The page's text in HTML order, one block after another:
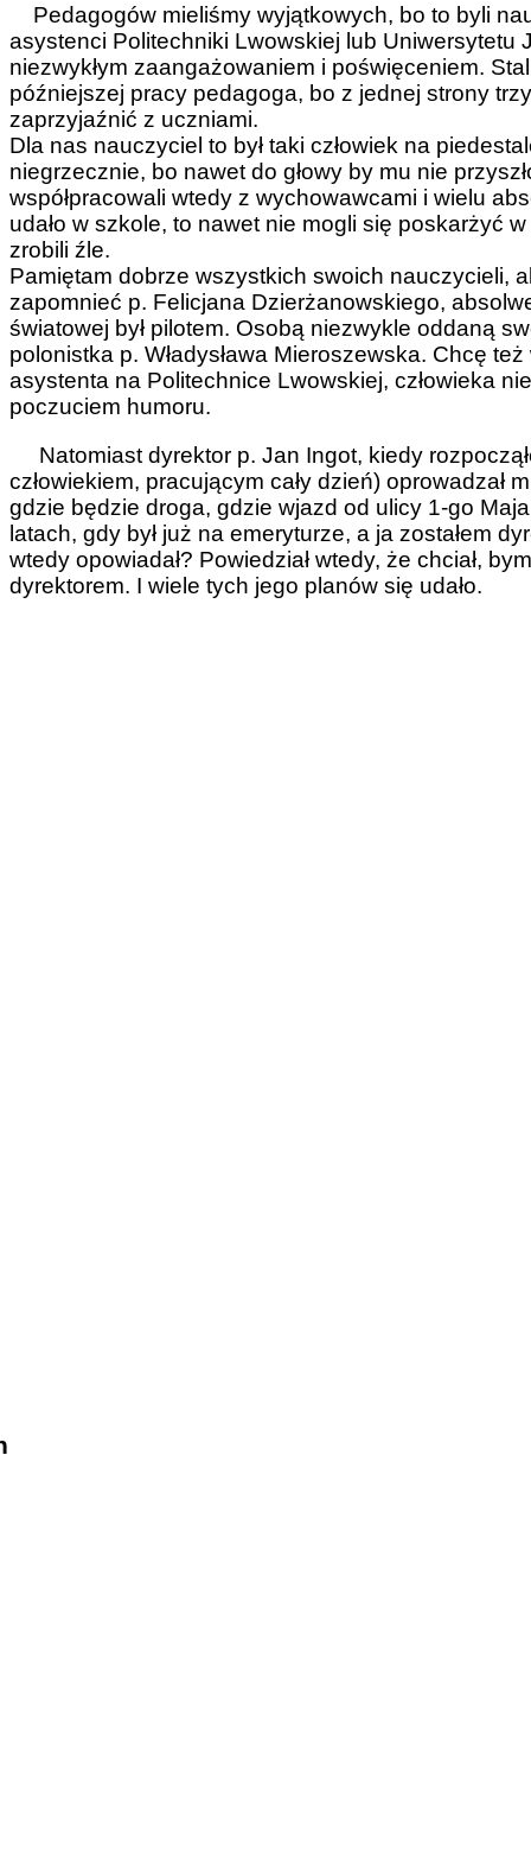
Pedagogów mieliśmy wyjątkowych, bo to byli
asystenci Politechniki Lwowskiej lub Uniwersytetu
niezwykłym zaangażowaniem i poświęceniem.
późniejszej pracy pedagoga, bo z jednej strony
zaprzyjaźnić z uczniami.
Dla nas nauczyciel to był taki człowiek na
niegrzecznie, bo nawet do głowy by mu nie
współpracowali wtedy z wychowawcami i wielu
udało w szkole, to nawet nie mogli się poskarżyć
zrobili źle.
Pamiętam dobrze wszystkich swoich nauczycieli,
zapomnieć p. Felicjana Dzierżanowskiego,
światowej był pilotem. Osobą niezwykle oddaną
polonistka p. Władysława Mieroszewska. Chcę
asystenta na Politechnice Lwowskiej, człowieka
poczuciem humoru.
Natomiast dyrektor p. Jan Ingot, kiedy
człowiekiem, pracującym cały dzień) oprowadzał
gdzie będzie droga, gdzie wjazd od ulicy 1-go
latach, gdy był już na emeryturze, a ja zostałem
wtedy opowiadał? Powiedział wtedy, że chciał,
dyrektorem. I wiele tych jego planów się udało.